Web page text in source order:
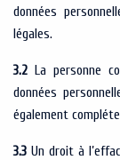
données
légales.
3.2 La personne
données
également
3.3 Un droit à